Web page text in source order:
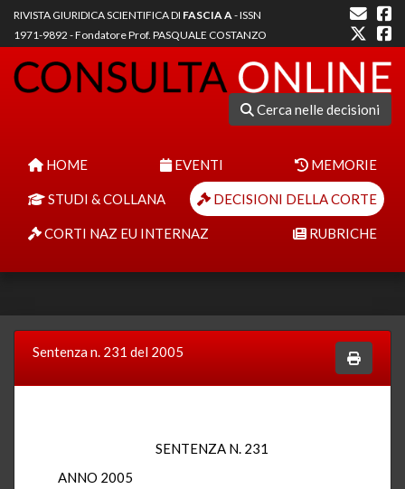
RIVISTA GIURIDICA SCIENTIFICA DI FASCIA A- ISSN
1971-9892 - Fondatore Prof. PASQUALE COSTANZO
Cerca nelle decisioni
HOME EVENTI MEMORIE
STUDI & COLLANA DECISIONI DELLA CORTE
CORTI NAZ EU INTERNAZ RUBRICHE
Sentenza n. 231 del 2005
SENTENZA N. 231
ANNO 2005